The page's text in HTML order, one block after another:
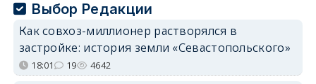
Выбор Редакции
Как совхоз-миллионер растворялся в
застройке: история земли «Севастопольского»
18:01 19 4642